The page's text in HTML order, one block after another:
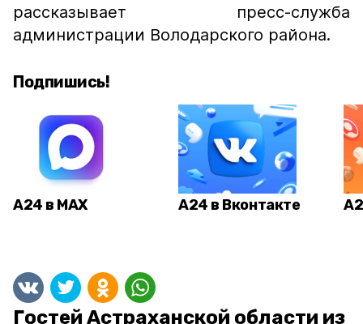
рассказывает пресс-служба
администрации Володарского района.
Подпишись!
А24 в MAX А24 в Вконтакте
Гостей Астраханской области из